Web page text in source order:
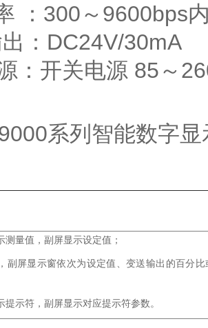
300～9600bps
：DC24V/30mA
关电源 85～
系列智能数字
测量值，副屏显示设定值；
副屏显示窗依次为设定值、变送输出的百分比
提示符，副屏显示对应提示符参数。